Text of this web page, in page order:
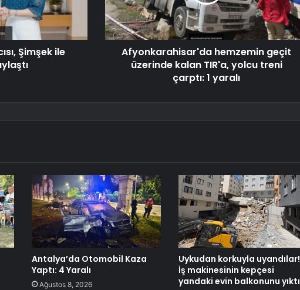
Şimşek ile
Afyonkarahisar'da hemzemin geçit
üzerinde kalan TIR'a, yolcu treni
çarptı: 1 yaralı
Antalya’da Otomobil Kaza
Yaptı: 4 Yaralı
Ağustos 8, 2026
Uykudan korkuyla uyandılar!
İş makinesinin kepçesi
yandaki evin balkonunu yıktı